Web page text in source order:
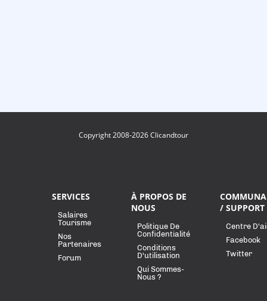
Copyright 2008-2026 Clicandtour
SERVICES
Salaires
Tourisme
Nos
Partenaires
Forum
À PROPOS DE
NOUS
Politique De
Confidentialité
Conditions
D'utilisation
Qui Sommes-
Nous ?
/ SUPPORT
Centre
Facebook
Twitter